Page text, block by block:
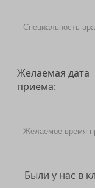
Желаемая дата
приема: